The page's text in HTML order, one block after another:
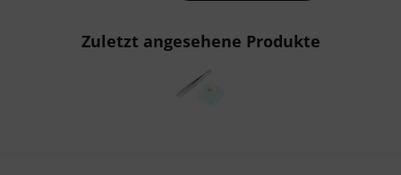
Zuletzt angesehene Produkte